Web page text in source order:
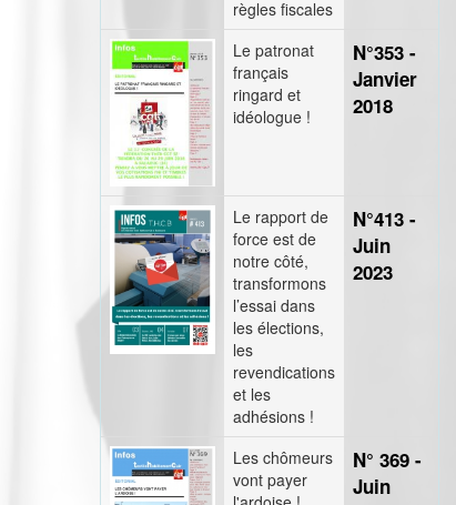
règles fiscales
Le patronat
français
ringard et
idéologue !
N°353 -
Janvier
2018
Le rapport de
force est de
notre côté,
transformons
l’essai dans
les élections,
les
revendications
et les
adhésions !
N°413 -
Juin
2023
Les chômeurs
vont payer
N° 369 -
Juin